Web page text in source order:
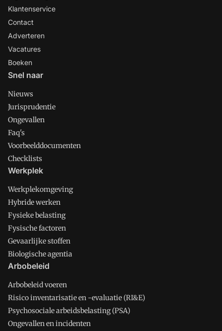
Klantenservice
Contact
Adverteren
Vacatures
Boeken
Snel naar
Nieuws
Jurisprudentie
Ongevallen
Faq's
Voorbeelddocumenten
Checklists
Werkplek
Werkplekomgeving
Hybride werken
Fysieke belasting
Fysische factoren
Gevaarlijke stoffen
Biologische agentia
Arbobeleid
Arbobeleid voeren
Risico inventarisatie en -evaluatie (RI&E)
Psychosociale arbeidsbelasting (PSA)
Ongevallen en incidenten